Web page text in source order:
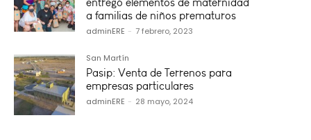
a familias de niños prematuros
adminERE - 7 febrero, 2023
San Martín
Pasip: Venta de Terrenos para
empresas particulares
adminERE - 28 mayo, 2024